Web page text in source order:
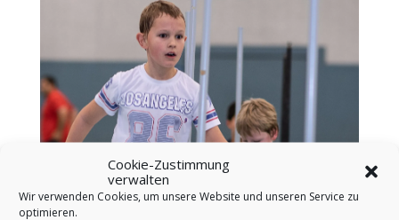
Cookie-Zustimmung
verwalten
Wir verwenden Cookies, um unsere Website und unseren Service zu
optimieren.